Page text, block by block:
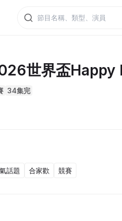
世界盃Happy
34集完
話題 合家歡 競賽